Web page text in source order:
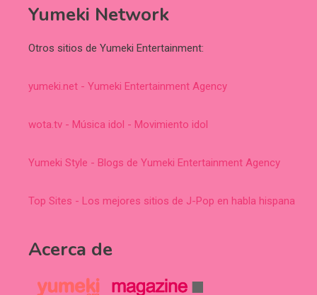
Yumeki Network
Otros sitios de Yumeki Entertainment:
yumeki.net - Yumeki Entertainment Agency
wota.tv - Música idol - Movimiento idol
Yumeki Style - Blogs de Yumeki Entertainment Agency
Top Sites - Los mejores sitios de J-Pop en habla hispana
Acerca de